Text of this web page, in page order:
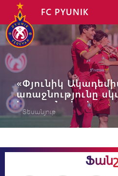
FC PYUNIK
Սկսվել է 2026/27
ԶԼՄ ներկայացուցիչներին